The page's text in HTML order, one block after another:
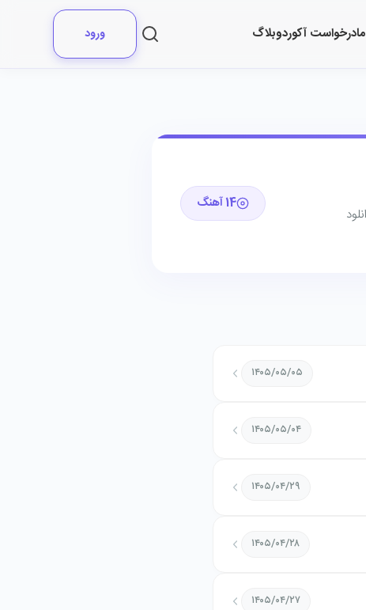
درخواست آکوردوبلاگ ورود
14 آهنگ
۱۴۰۵/۰۵/۰۵
۱۴۰۵/۰۵/۰۴
۱۴۰۵/۰۴/۲۹
۱۴۰۵/۰۴/۲۸
۱۴۰۵/۰۴/۲۷